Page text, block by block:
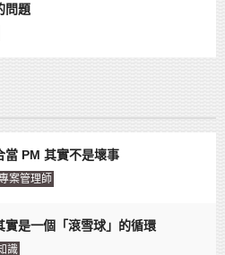
問題
當 PM 其實不是壞事
案管理師
實是一個「滾雪球」的循環
識